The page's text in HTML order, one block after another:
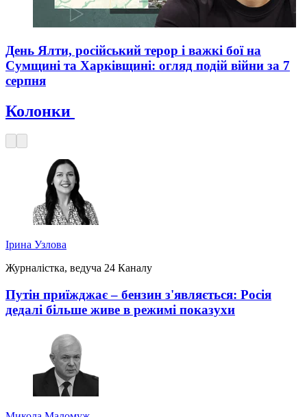
День Ялти, російський терор і важкі бої на
Сумщині та Харківщині: огляд подій війни за 7
серпня
Колонки
Ірина Узлова
Журналістка, ведуча 24 Каналу
Путін приїжджає – бензин з'являється: Росія
дедалі більше живе в режимі показухи